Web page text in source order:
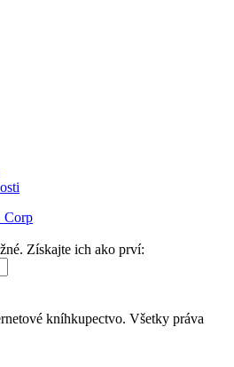
Corp
Získajte ich ako prví:
kníhkupectvo. Všetky práva